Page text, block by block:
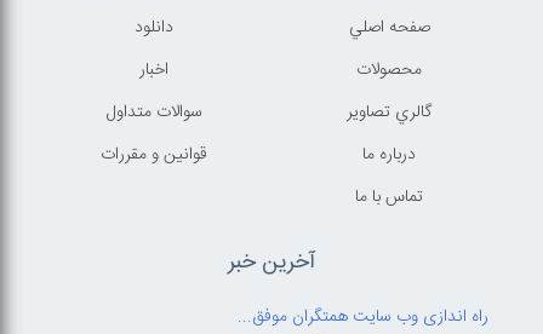
صفحه اصلي
محصولات
گالري تصاوير
درباره ما
تماس با ما
دانلود
اخبار
سوالات متداول
قوانين و مقررات
آخرین خبر
راه اندازی وب سایت همتگران موفق...